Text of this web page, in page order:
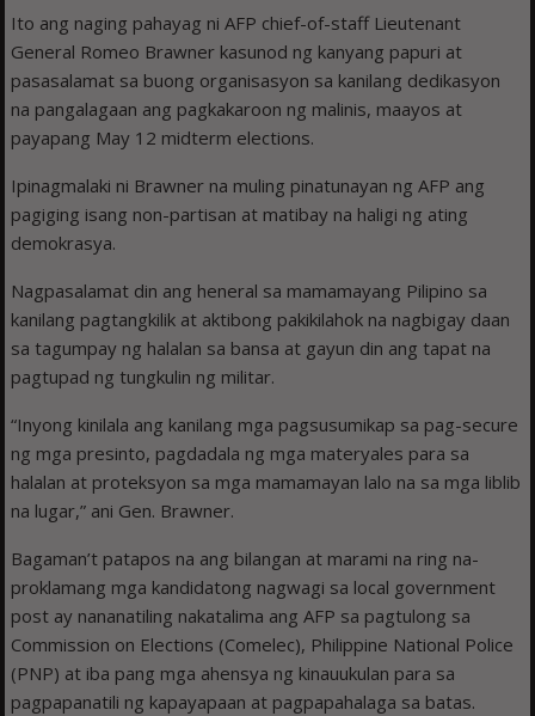
Ito ang naging pahayag ni AFP chief-of-staff Lieutenant
General Romeo Brawner kasunod ng kanyang papuri at
pasasalamat sa buong organisasyon sa kanilang dedikasyon
na pangalagaan ang pagkakaroon ng malinis, maayos at
payapang May 12 midterm elections.
Ipinagmalaki ni Brawner na muling pinatunayan ng AFP ang
pagiging isang non-partisan at matibay na haligi ng ating
demokrasya.
Nagpasalamat din ang heneral sa mamamayang Pilipino sa
kanilang pagtangkilik at aktibong pakikilahok na nagbigay daan
sa tagumpay ng halalan sa bansa at gayun din ang tapat na
pagtupad ng tungkulin ng militar.
“Inyong kinilala ang kanilang mga pagsusumikap sa pag-secure
ng mga presinto, pagdadala ng mga materyales para sa
halalan at proteksyon sa mga mamamayan lalo na sa mga liblib
na lugar,” ani Gen. Brawner.
Bagaman’t patapos na ang bilangan at marami na ring na-
proklamang mga kandidatong nagwagi sa local government
post ay nananatiling nakatalima ang AFP sa pagtulong sa
Commission on Elections (Comelec), Philippine National Police
(PNP) at iba pang mga ahensya ng kinauukulan para sa
pagpapanatili ng kapayapaan at pagpapahalaga sa batas.